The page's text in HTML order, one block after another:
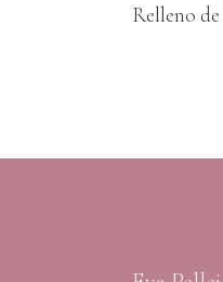
Relleno